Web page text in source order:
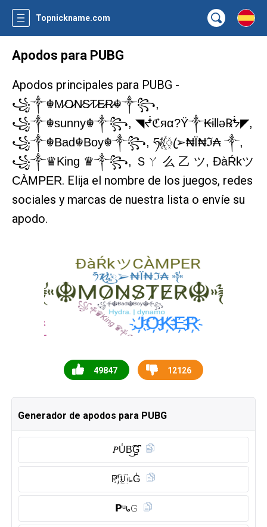
Topnickname.com
Apodos para PUBG
Apodos principales para PUBG -
꧁༒☬M̷O̷N̷S̷T̷E̷R̷☬༒꧂,
꧁༒☬sunny☬༒꧂, ◥ᖫℭяα?Ÿ༒₭ɨllǝ℞ᖭ◤,
꧁༒☬Bad☬Boy☬༒꧂, ཧᜰ꙰ꦿ➢₦Ї₦ℑ₳ ༒,
꧁༒♛King ♛༒꧂, Ｓㄚ 么 乙 ツ, ĐàŔkツ
CÀMPER. Elija el nombre de los juegos, redes
sociales y marcas de nuestra lista o envíe su
apodo.
49847 12126
Generador de apodos para PUBG
𝑃U̾B͜͡G̺͆
P҉🇺 ᥇G̾
𝗣ᵘ᥇𝙶